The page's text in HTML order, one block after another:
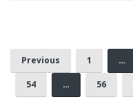
Previous 1 …
54 … 56